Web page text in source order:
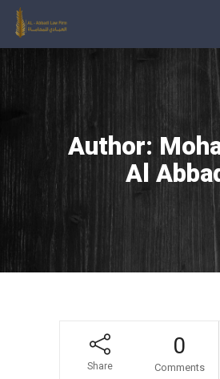
Author:
Al
0
Comments
Share